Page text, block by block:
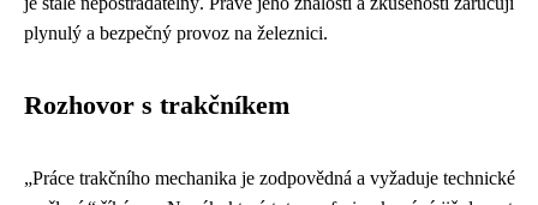
plynulý a bezpečný provoz na železnici.
Rozhovor s trakčníkem
„Práce trakčního mechanika je zodpovědná a vyžaduje technické